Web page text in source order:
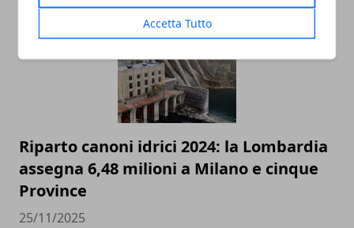
Accetta Tutto
Riparto canoni idrici 2024: la Lombardia
assegna 6,48 milioni a Milano e cinque
Province
25/11/2025